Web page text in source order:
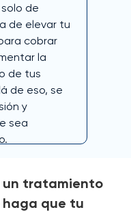
de
de elevar tu
cobrar
la
de tus
de eso, se
y
sea
un tratamiento
que tu